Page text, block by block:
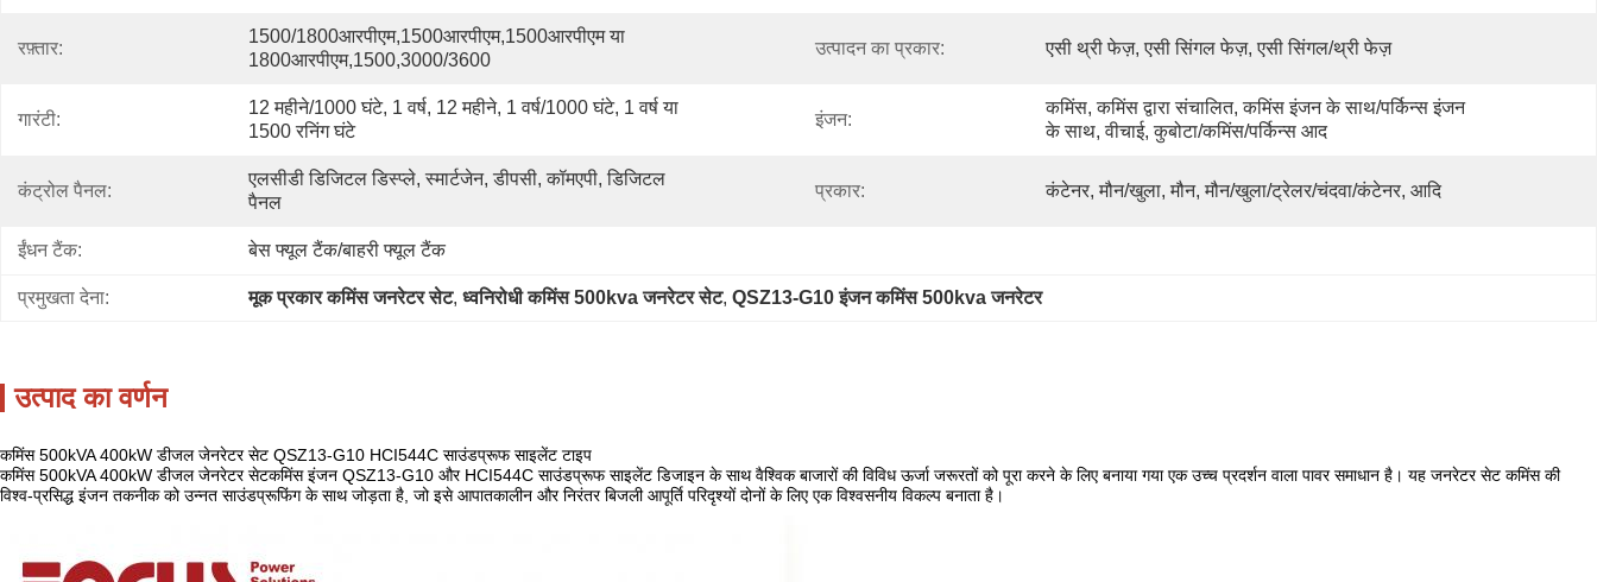
रफ़्तार:
1500/1800आरपीएम,1500आरपीएम,1500आरपीएम या
1800आरपीएम,1500,3000/3600
उत्पादन का प्रकार: एसी थ्री फेज़, एसी सिंगल फेज़, एसी सिंगल/थ्री फेज़
गारंटी:
12 महीने/1000 घंटे, 1 वर्ष, 12 महीने, 1 वर्ष/1000 घंटे, 1 वर्ष या
1500 रनिंग घंटे
इंजन:
कमिंस, कमिंस द्वारा संचालित, कमिंस इंजन के साथ/पर्किन्स इंजन
के साथ, वीचाई, कुबोटा/कमिंस/पर्किन्स आद
कंट्रोल पैनल:
एलसीडी डिजिटल डिस्प्ले, स्मार्टजेन, डीपसी, कॉमएपी, डिजिटल
पैनल
प्रकार: कंटेनर, मौन/खुला, मौन, मौन/खुला/ट्रेलर/चंदवा/कंटेनर, आदि
ईंधन टैंक: बेस फ्यूल टैंक/बाहरी फ्यूल टैंक
प्रमुखता देना: मूक प्रकार कमिंस जनरेटर सेट, ध्वनिरोधी कमिंस 500kva जनरेटर सेट, QSZ13-G10 इंजन कमिंस 500kva जनरेटर
उत्पाद का वर्णन
कमिंस 500kVA 400kW डीजल जेनरेटर सेट QSZ13-G10 HCI544C साउंडप्रूफ साइलेंट टाइप
कमिंस 500kVA 400kW डीजल जेनरेटर सेटकमिंस इंजन QSZ13-G10 और HCI544C साउंडप्रूफ साइलेंट डिजाइन के साथ वैश्विक बाजारों की विविध ऊर्जा जरूरतों को पूरा करने के लिए बनाया गया एक उच्च प्रदर्शन वाला पावर समाधान है। यह जनरेटर सेट कमिंस की
विश्व-प्रसिद्ध इंजन तकनीक को उन्नत साउंडप्रूफिंग के साथ जोड़ता है, जो इसे आपातकालीन और निरंतर बिजली आपूर्ति परिदृश्यों दोनों के लिए एक विश्वसनीय विकल्प बनाता है।